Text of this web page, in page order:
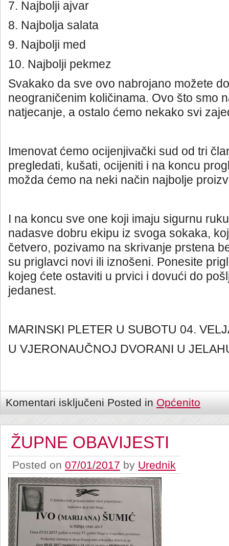
7. Najbolji ajvar
8. Najbolja salata
9. Najbolji med
10. Najbolji pekmez
Svakako da sve ovo nabrojano možete
neograničenim količinama. Ovo što smo
natjecanje, a ostalo ćemo nekako svi
Imenovat ćemo ocijenjivački sud od tri
pregledati, kušati, ocijeniti i na koncu
možda ćemo na neki način najbolje
I na koncu sve one koji imaju sigurnu
nadasve dobru ekipu iz svoga sokaka,
četvero, pozivamo na skrivanje prstena
su priglavci novi ili iznošeni. Ponesite
kojeg ćete ostaviti u prvici i dovući do
jedanest.
MARINSKI PLETER U SUBOTU 04.
U VJERONAUČNOJ DVORANI U
Komentari isključeni Posted in Općenito
ŽUPNE OBAVIJESTI
Posted on 07/01/2017 by Urednik